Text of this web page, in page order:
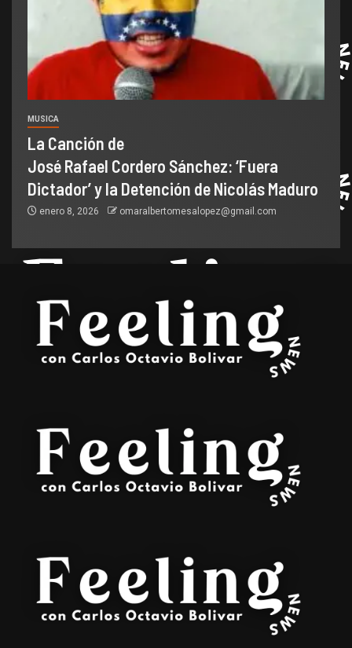
MUSICA
La Canción de
José Rafael Cordero Sánchez: ‘Fuera
Dictador’ y la Detención de Nicolás Maduro
enero 8, 2026 omaralbertomesalopez@gmail.com